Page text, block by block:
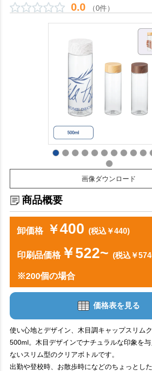
0.0 （0件）
画像ダウンロード
商品概要
卸価格 ￥400 (税込￥440)
印刷品価格￥522~ (税込￥
※200個の場合
価格表を見る
使い心地とデザイン、木目調キャップスリム
500ml。木目デザインでナチュラルな印象を
ないスリム型のクリアボトルです。
出勤や登校時、お散歩時になどのちょっとし